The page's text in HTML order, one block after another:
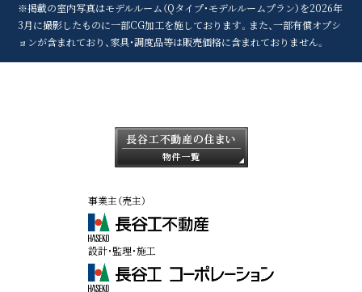
※掲載の室内写真はモデルルーム（Qタイプ・モデルルームプラン）を2026年
3月に撮影したものに一部CG加工を施しております。また、一部有償オプシ
ョンが含まれており、家具・調度品等は販売価格に含まれておりません。
事業主（売主）
設計・監理・施工